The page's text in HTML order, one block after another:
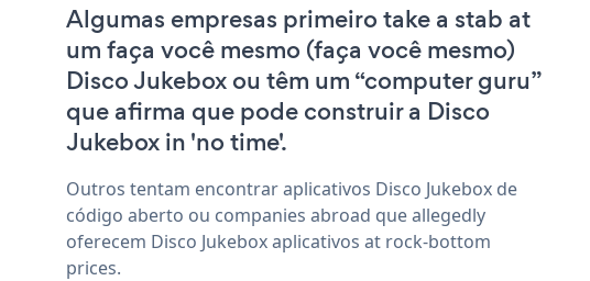
Algumas empresas primeiro take a stab at
um faça você mesmo (faça você mesmo)
Disco Jukebox ou têm um “computer guru”
que afirma que pode construir a Disco
Jukebox in 'no time'.
Outros tentam encontrar aplicativos Disco Jukebox de
código aberto ou companies abroad que allegedly
oferecem Disco Jukebox aplicativos at rock-bottom
prices.